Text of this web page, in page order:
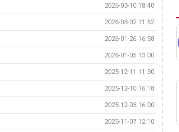
2026-03-10 18:40
2026-03-02 11:52
2026-01-26 16:58
2026-01-05 13:00
2025-12-11 11:30
2025-12-10 16:18
2025-12-03 16:00
2025-11-07 12:10